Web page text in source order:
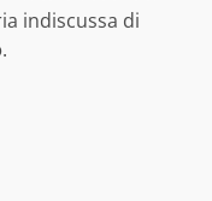
indiscussa di
.